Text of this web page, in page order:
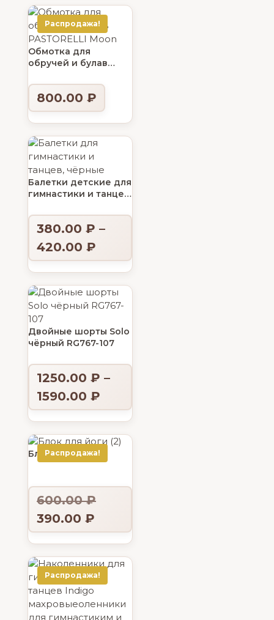
Распродажа!
Обмотка для
обручей и булав
800.00 ₽
Балетки детские для
гимнастики и танцев,
380.00 ₽ –
420.00 ₽
Двойные шорты Solo
чёрный RG767-107
1250.00 ₽ –
1590.00 ₽
Распродажа!
Блок для йоги
600.00₽
390.00 ₽
Распродажа!